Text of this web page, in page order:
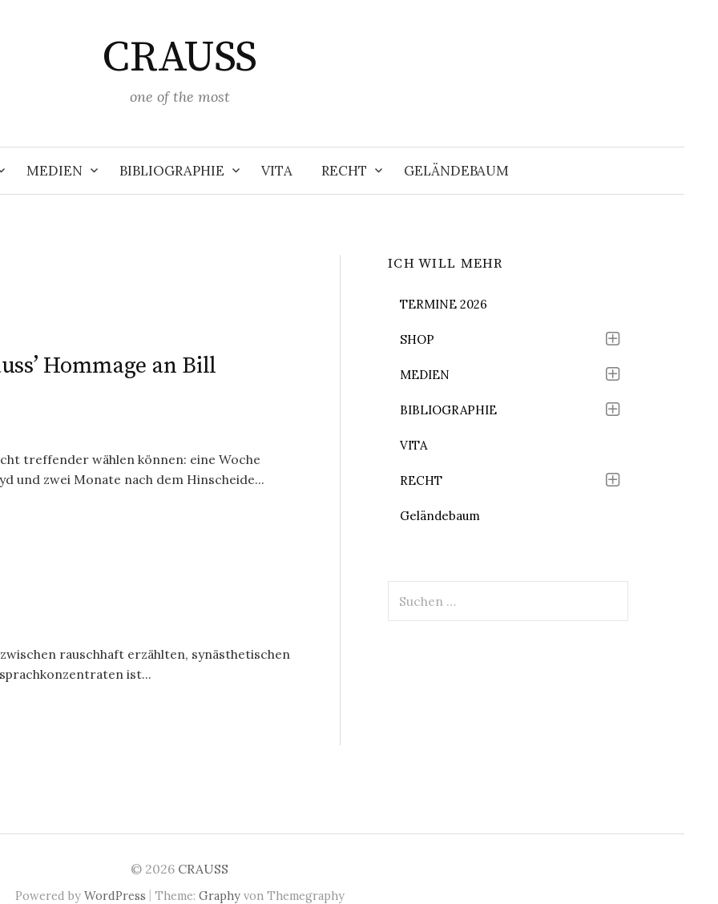
CRAUSS
one of the most
MEDIEN BIBLIOGRAPHIE VITA RECHT GELÄNDEBAUM
Suchen
Hommage an Bill
treffender wählen können: eine Woche
und zwei Monate nach dem Hinscheide...
rauschhaft erzählten, synästhetischen
ist...
ICH WILL MEHR
TERMINE 2026
SHOP
MEDIEN
BIBLIOGRAPHIE
VITA
RECHT
Geländebaum
nach:
© 2026 CRAUSS
Powered by WordPress | Theme: Graphyvon Themegraphy